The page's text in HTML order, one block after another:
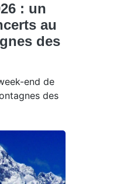
: un
au
des
end de
des